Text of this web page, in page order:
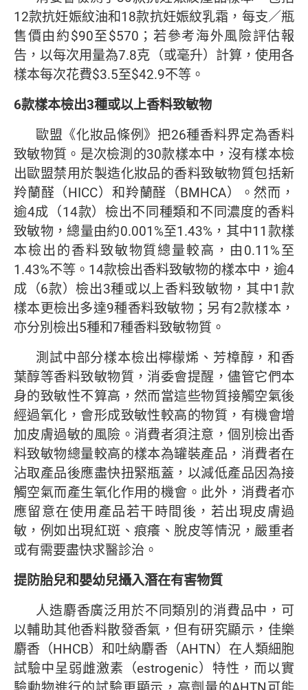
12款抗妊娠紋油和18款抗妊娠紋乳霜，每支／瓶
售價由約$90至$570；若參考海外風險評估報
告，以每次用量為7.8克（或毫升）計算，使用各
樣本每次花費$3.5至$42.9不等。
6款樣本檢出3種或以上香料致敏物
歐盟《化妝品條例》把26種香料界定為香料
致敏物質。是次檢測的30款樣本中，沒有樣本檢
出歐盟禁用於製造化妝品的香料致敏物質包括新
羚蘭醛（HICC）和羚蘭醛（BMHCA）。然而，
逾4成（14款）檢出不同種類和不同濃度的香料
致敏物，總量由約0.001%至1.43%，其中11款樣
本檢出的香料致敏物質總量較高，由0.11%至
1.43%不等。14款檢出香料致敏物的樣本中，逾4
成（6款）檢出3種或以上香料致敏物，其中1款
樣本更檢出多達9種香料致敏物；另有2款樣本，
亦分別檢出5種和7種香料致敏物質。
測試中部分樣本檢出檸檬烯、芳樟醇，和香
葉醇等香料致敏物質，消委會提醒，儘管它們本
身的致敏性不算高，然而當這些物質接觸空氣後
經過氧化，會形成致敏性較高的物質，有機會增
加皮膚過敏的風險。消費者須注意，個別檢出香
料致敏物總量較高的樣本為罐裝產品，消費者在
沾取產品後應盡快扭緊瓶蓋，以減低產品因為接
觸空氣而產生氧化作用的機會。此外，消費者亦
應留意在使用產品若干時間後，若出現皮膚過
敏，例如出現紅斑、痕癢、脫皮等情況，嚴重者
或有需要盡快求醫診治。
提防胎兒和嬰幼兒攝入潛在有害物質
人造麝香廣泛用於不同類別的消費品中，可
以輔助其他香料散發香氣，但有研究顯示，佳樂
麝香（HHCB）和吐納麝香（AHTN）在人類細胞
試驗中呈弱雌激素（estrogenic）特性，而以實